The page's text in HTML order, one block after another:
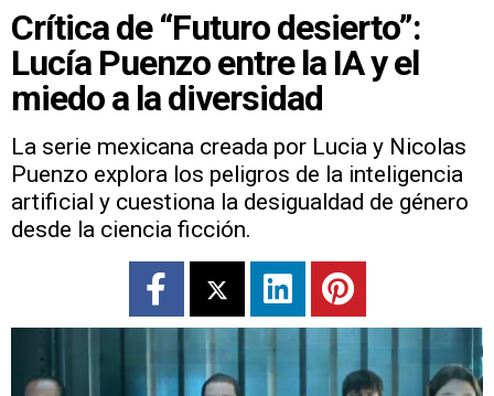
Crítica de “Futuro desierto”:
Lucía Puenzo entre la IA y el
miedo a la diversidad
La serie mexicana creada por Lucia y Nicolas
Puenzo explora los peligros de la inteligencia
artificial y cuestiona la desigualdad de género
desde la ciencia ficción.